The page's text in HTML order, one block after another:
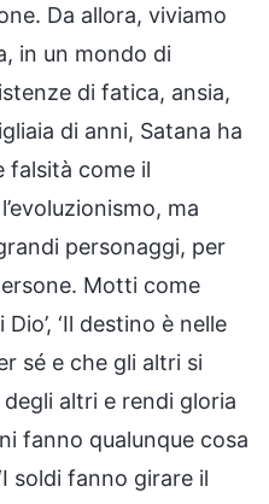
Da allora, viviamo
in un mondo di
di fatica, ansia,
di anni, Satana ha
falsità come il
ma
personaggi, per
Motti come
‘Il destino è nelle
sé e che gli altri si
degli altri e rendi gloria
fanno qualunque cosa
soldi fanno girare il